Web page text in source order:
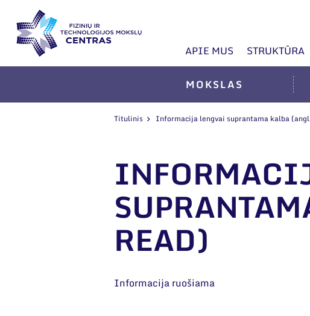
APIE MUS STRUKTŪRA
MOKSLAS
Titulinis Informacija lengvai suprantama kalba
READ)
Informacija ruošiama